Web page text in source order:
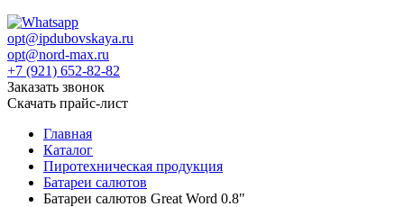
opt@ipdubovskaya.ru
opt@nord-max.ru
+7 (921) 652-82-82
Заказать звонок
Скачать прайс-лист
Главная
Каталог
Пиротехническая продукция
Батареи салютов
Батареи салютов Great Word 0.8"